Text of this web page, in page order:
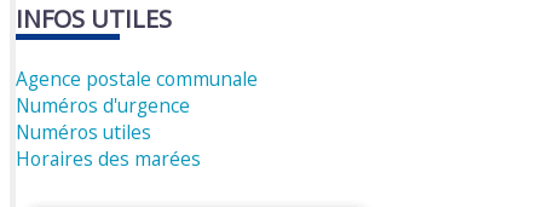
INFOS UTILES
Agence postale communale
Numéros d'urgence
Numéros utiles
Horaires des marées